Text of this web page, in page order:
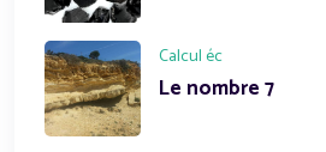
Calcul éc
Le nombre 7